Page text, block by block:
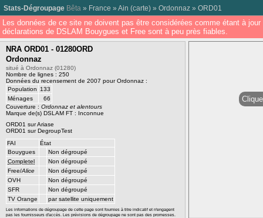
Stats-Dégroupage Bêta » France » Ain (carte) » Ordonnaz » ORD01
Les données de ce site ne doivent pas être considérées comme étant à
déclarations de DSLAM Bouygues et Free sont à peu près fiables.
NRA ORD01 - 01280ORD
Ordonnaz
situé à Ordonnaz (01280)
Nombre de lignes : 250
Données du recensement de 2007 pour Ordonnaz :
Population
133
Ménages
66
Couverture : Ordonnaz et alentours
Marque de(s) DSLAM FT : Inconnue
ORD01 sur Ariase
ORD01 sur DegroupTest
FAI
État
Bouygues
Non dégroupé
Completel
Non dégroupé
Free/Alice
Non dégroupé
OVH
Non dégroupé
SFR
Non dégroupé
TV Orange
par satellite uniquement
Les informations de dégroupage de cette page sont fournies à titre indicatif et n'engagent
pas les fournisseurs d'accès. Les prévisions de dégroupage ne sont pas des promesses.